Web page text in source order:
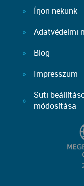
Írjon nekünk
Adatvédelmi
Blog
Impresszum
Süti
módosítása